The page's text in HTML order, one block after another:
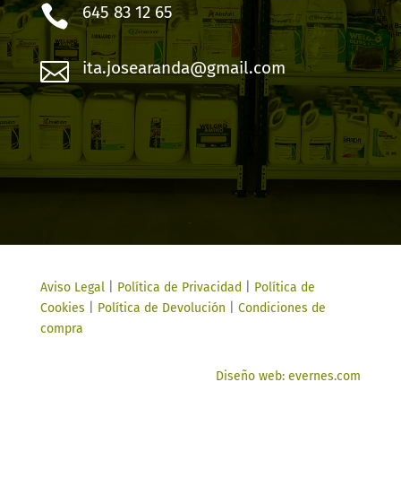
 645 83 12 65
 ita.josearanda@gmail.com
Aviso Legal| Política de Privacidad
Política de
Cookies
Política de Devolución
Condiciones de
compra
Diseño web: evernes.com